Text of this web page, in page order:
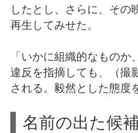
したとし、さらに、その
再生してみせた。
「いかに組織的なもの
違反を指摘しても、（撮
される。毅然とした態度
名前の出た候